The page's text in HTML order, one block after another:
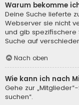
Warum bekomme
Deine Suche lieferte
Webserver sie nicht
und gib
Suche auf
Nach oben
Wie kann ich nach
Gehe zur
suchen“.